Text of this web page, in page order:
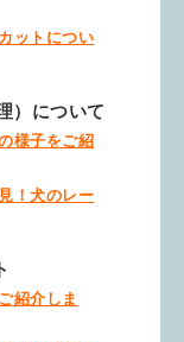
ットについ
）について
様子をご紹
！犬のレー
紹介しま